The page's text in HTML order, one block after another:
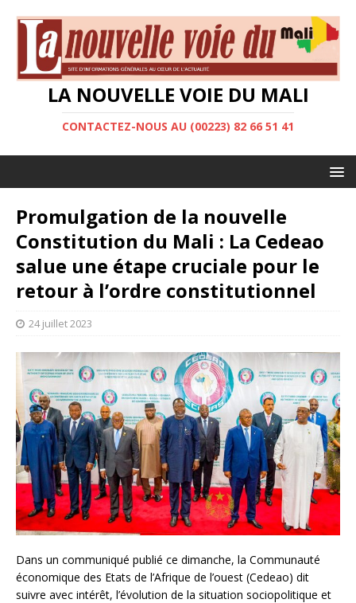
LA NOUVELLE VOIE DU MALI
CONTACTEZ-NOUS AU (00223) 82 66 51 41
Promulgation de la nouvelle
Constitution du Mali : La Cedeao
salue une étape cruciale pour le
retour à l’ordre constitutionnel
24 juillet 2023
Dans un communiqué publié ce dimanche, la Communauté
économique des Etats de l’Afrique de l’ouest (Cedeao) dit
suivre avec intérêt, l’évolution de la situation sociopolitique et